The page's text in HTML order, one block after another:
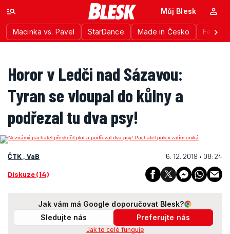
Macinka vs. Pavel StarDance Made in Česko
Můj Blesk
Horor v Ledči nad Sázavou:
Tyran se vloupal do kůlny a
podřezal tu dva psy!
ČTK , VaB 6. 12. 2019 • 08:24
Diskuze (14)
Jak vám má Google doporučovat Blesk?
Sledujte nás
Preferujte nás
Jak to celé funguje